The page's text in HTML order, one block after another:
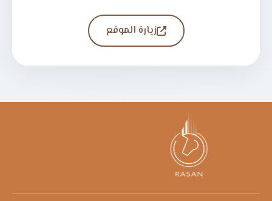
زيارة الموقع